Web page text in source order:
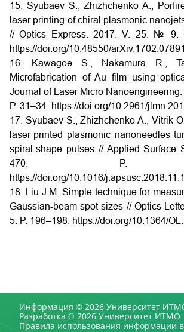
15. Syubaev S., Zhizhchenko A.,
laser printing of chiral plasmonic
// Optics Express. 2017. V. 25. № 9.
https://doi.org/10.48550/arXiv.1702.07891
16. Kawagoe S., Nakamura R.,
Microfabrication of Au film using
Journal of Laser Micro
P. 31–34. https://doi.org/10.2961/
17. Syubaev S., Zhizhchenko A., Vitrik
laser-printed plasmonic nanoneedles
spiral-shape pulses // Applied Surface
470. P.
https://doi.org/10.1016/
18. Liu J.M. Simple technique for
Gaussian-beam spot sizes // Optics
5. P. 196–198. https://doi.org/10.1364/
Информация © 2026 Университет
Разработка © 2026 Университет ИТМО
Правила использования информации в